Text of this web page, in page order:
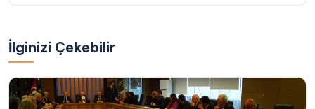
İlginizi Çekebilir